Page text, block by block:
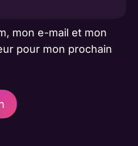
mon e-mail et mon
pour mon prochain